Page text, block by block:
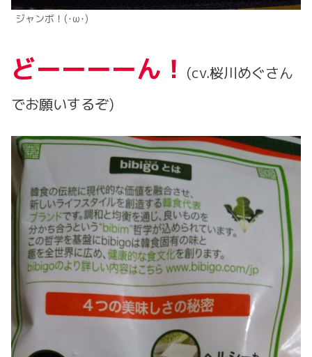
ジャンボ！(･ω･)
どーーーーん！ (cv.桜川めぐさん
でお願いするぞ)